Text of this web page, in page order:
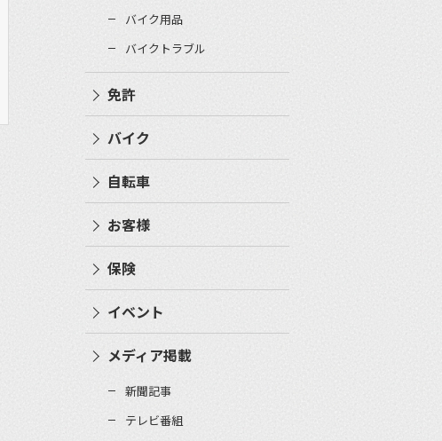
バイク用品
バイクトラブル
免許
バイク
自転車
お客様
保険
イベント
メディア掲載
新聞記事
テレビ番組